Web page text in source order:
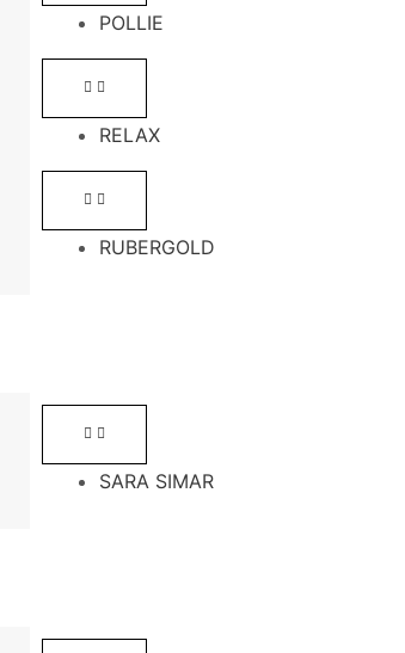
POLLIE
RELAX
RUBERGOLD
SARA SIMAR